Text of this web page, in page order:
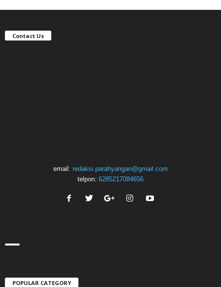
Contact Us
email: redaksi.parahyangan@gmail.com
telpon: 6285217084656
POPULAR CATEGORY